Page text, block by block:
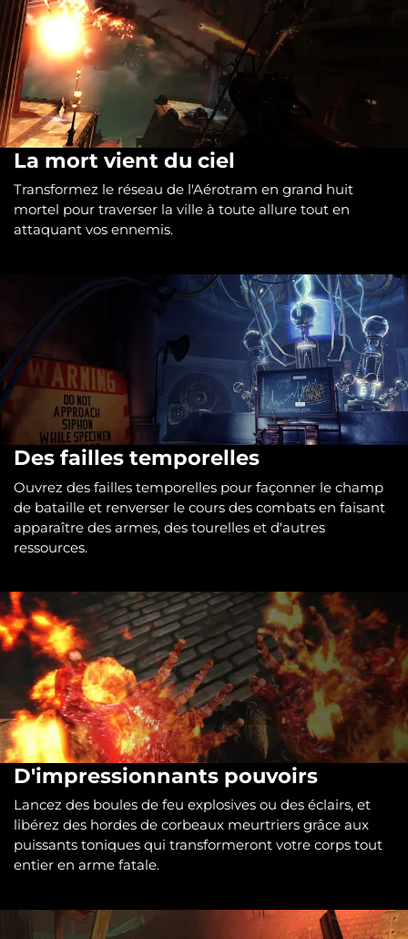
La mort vient du ciel
Transformez le réseau de l'Aérotram en grand huit
mortel pour traverser la ville à toute allure tout en
attaquant vos ennemis.
Des failles temporelles
Ouvrez des failles temporelles pour façonner le champ
de bataille et renverser le cours des combats en faisant
apparaître des armes, des tourelles et d'autres
ressources.
D'impressionnants pouvoirs
Lancez des boules de feu explosives ou des éclairs, et
libérez des hordes de corbeaux meurtriers grâce aux
puissants toniques qui transformeront votre corps tout
entier en arme fatale.